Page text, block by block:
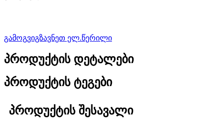
გამოგვიგზავნეთ ელ.წერილი
პროდუქტის დეტალები
პროდუქტის ტეგები
პროდუქტის შესავალი